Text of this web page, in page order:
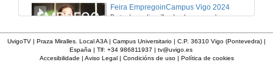
Oferta de Emprego das Forzas.
Feira EmpregoinCampus Vigo 2024
Preto de medio millar de alumnas e alumnos buscan coñecer máis de preto as oportunidades que lles achegan as arredor de medio cento de empresas que participan na edición viguesa da feira. Xunto coa visita aos stands, durante a feria desenvólvense varias actividades complementarias, como obradoiros, conversas, mesas redondas ou o pasaporte de empregabilidade, un espazo no que poderán recibir asesoramento sobre o seu CV.
¿Como matar de fame as bacterias?
UvigoTV | Praza Miralles. Local A3A | Campus Universitario | C.P. 36310 Vigo (Pontevedra) |
España | Tlf: +34 986811937 | tv@uvigo.es
Accesibilidade | Aviso Legal| Condicións de uso| Política de cookies